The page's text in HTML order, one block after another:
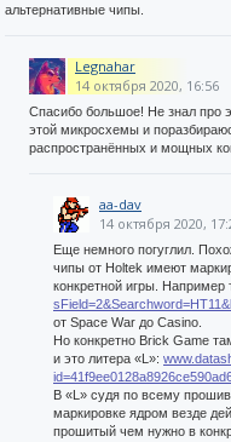
альтернативные чипы.
Legnahar
14 октября 2020, 16:56
Спасибо большое! Не знал про
этой микросхемы и
распространённых и мощных
aa-dav
14 октября 2020,
Еще немного погуглил.
чипы от Holtek имеют
конкретной игры. Например
от Space War до Casino.
Но конкретно Brick Game
и это литера «L»:
В «L» судя по всему
маркировке ядром везде
прошитый чем нужно в